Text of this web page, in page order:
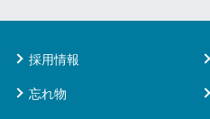
採用情報
忘れ物